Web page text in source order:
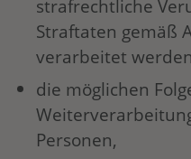
strafrechtliche
Straftaten gemäß
verarbeitet
die möglichen
Personen,